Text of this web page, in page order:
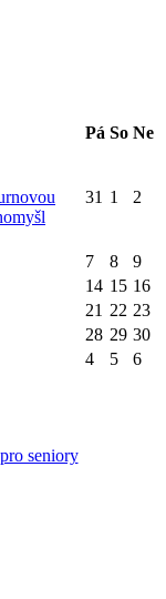
Pá So Ne
31 1 2
7 8
9
14 15 16
21 22 23
28 29 30
4 5 6
seniory